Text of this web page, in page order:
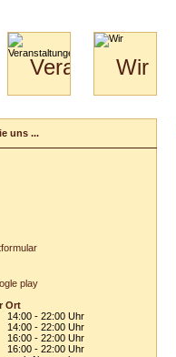
Veranstaltungen
Jugendliche
Wir
&
Philosophie
uns ...
play
Ort
14:00 - 22:00 Uhr
14:00 - 22:00 Uhr
16:00 - 22:00 Uhr
16:00 - 22:00 Uhr
Angaben:
uns: